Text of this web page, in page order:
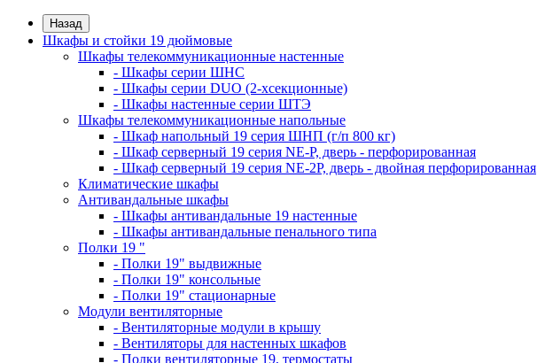
Назад
Шкафы и стойки 19 дюймовые
Шкафы телекоммуникационные настенные
- Шкафы серии ШНС
- Шкафы серии DUO (2-хсекционные)
- Шкафы настенные серии ШТЭ
Шкафы телекоммуникационные напольные
- Шкаф напольный 19 серия ШНП (г/п 800 кг)
- Шкаф серверный 19 серия NE-P, дверь - перфорированная
- Шкаф серверный 19 серия NE-2P, дверь - двойная перфорированная
Климатические шкафы
Антивандальные шкафы
- Шкафы антивандальные 19 настенные
- Шкафы антивандальные пенального типа
Полки 19 "
- Полки 19" выдвижные
- Полки 19" консольные
- Полки 19" стационарные
Модули вентиляторные
- Вентиляторные модули в крышу
- Вентиляторы для настенных шкафов
- Полки вентиляторные 19, термостаты